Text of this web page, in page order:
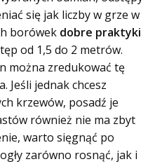
się jak liczby w grze w
borówek dobre praktyki
od 1,5 do 2 metrów.
można zredukować tę
Jeśli jednak chcesz
krzewów, posadź je
również nie ma zbyt
warto sięgnąć po
zarówno rosnąć, jak i